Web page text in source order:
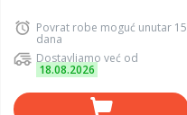
Povrat robe moguć unutar 15
dana
Dostavljamo već od
18.08.2026